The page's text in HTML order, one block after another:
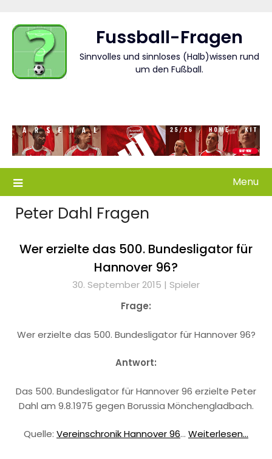
content
Fussball-Fragen
Sinnvolles und sinnloses (Halb)wissen rund
um den Fußball.
Menu
Peter Dahl Fragen
Wer erzielte das 500. Bundesligator für
Hannover 96?
30. September 2015 | Spieler
Frage:
Wer erzielte das 500. Bundesligator für Hannover 96?
Antwort:
Das 500. Bundesligator für Hannover 96 erzielte Peter
Dahl am 9.8.1975 gegen Borussia Mönchengladbach.
Quelle: Vereinschronik Hannover 96… Weiterlesen...